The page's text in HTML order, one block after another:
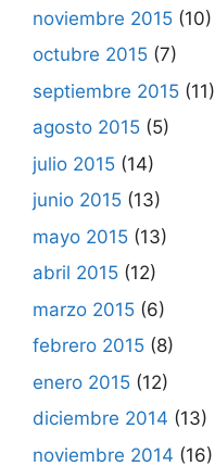
noviembre 2015 (10)
octubre 2015 (7)
septiembre 2015 (11)
agosto 2015 (5)
julio 2015 (14)
junio 2015 (13)
mayo 2015 (13)
abril 2015 (12)
marzo 2015 (6)
febrero 2015 (8)
enero 2015 (12)
diciembre 2014 (13)
noviembre 2014 (16)